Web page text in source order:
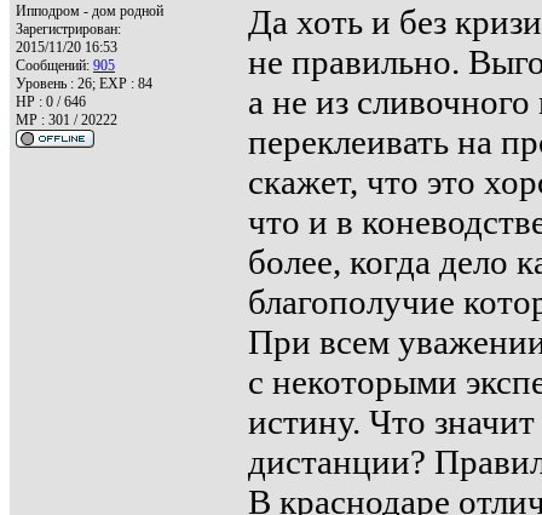
Ипподром - дом родной
Зарегистрирован:
2015/11/20 16:53
Сообщений: 905
Уровень : 26; EXP : 84
HP : 0 / 646
MP : 301 / 20222
Да хоть и без
не правильно.
а не из
переклеивать на
скажет, что это
что и в
более, когда дело
благополучие
При всем
с некоторыми
истину. Что
дистанции?
В краснодаре